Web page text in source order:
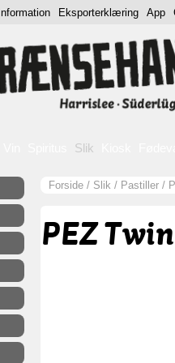
Slik
Forside / Slik / Pastiller /
PEZ
Information Eksporterklæring App